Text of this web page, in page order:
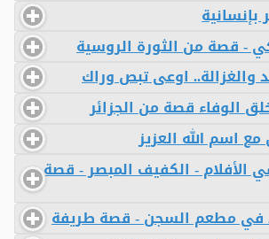
في الأفلام - الكفيف المبصر - قصة